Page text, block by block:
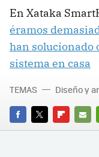
En Xataka
éramos
han solucionado
sistema en casa
FACEBOOK
TWITTERFLIPBOARD
E-
TEMAS Diseño y